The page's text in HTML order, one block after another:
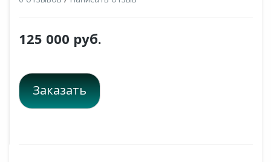
125 000 руб.
Заказать